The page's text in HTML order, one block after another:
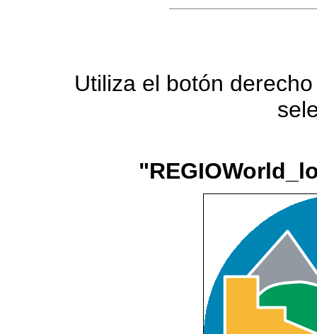
Utiliza el botón